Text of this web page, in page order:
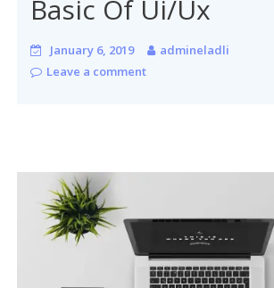
Basic Of Ui/Ux
January 6, 2019
admineladli
Leave a comment